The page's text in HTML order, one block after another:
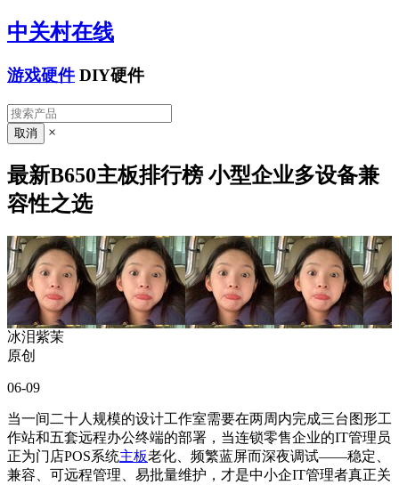
中关村在线
游戏硬件 DIY硬件
×
最新B650主板排行榜 小型企业多设备兼
容性之选
冰泪紫茉
原创
06-09
当一间二十人规模的设计工作室需要在两周内完成三台图形工
作站和五套远程办公终端的部署，当连锁零售企业的IT管理员
正为门店POS系统主板老化、频繁蓝屏而深夜调试——稳定、
兼容、可远程管理、易批量维护，才是中小企IT管理者真正关